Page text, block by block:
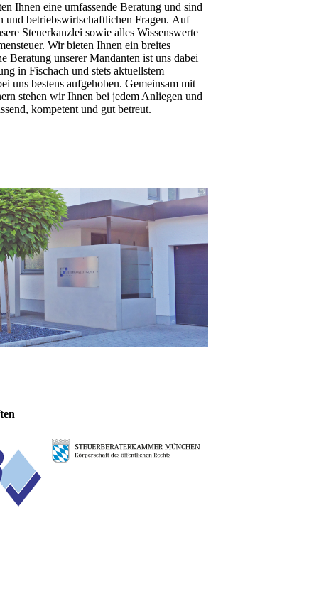
Ihnen eine umfassende Beratung und sind
und betriebswirtschaftlichen Fragen. Auf
Steuerkanzlei sowie alles Wissenswerte
Wir bieten Ihnen ein breites
Beratung unserer Mandanten ist uns dabei
in Fischach und stets aktuellstem
uns bestens aufgehoben. Gemeinsam mit
stehen wir Ihnen bei jedem Anliegen und
kompetent und gut betreut.